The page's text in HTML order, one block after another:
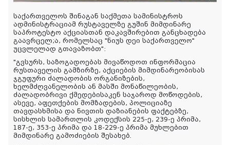
საქართველოს შინაგან საქმეთა სამინისტროს
ადმინისტრაციამ რუსტაველზე გუშინ მიმდინარე
საპროტესტო აქციასთან დაკავშირებით განცხადება
გაავრცელ;ა, რომელსაც "ნიუს დეი საქართველო"
უცვლელად გთავაზობთ":
"გვსურს, საზოგადოებას მივაწოდოთ ინფორმაცია
რუსთაველის გამზირზე, აქციების მიმდინარეობისას
ჯგუფური ძალადობის ორგანიზების,
ხელმძღვანელობის ან მასში მონაწილეობის,
ძალადობრივი ქმედებისაკენ საჯაროდ მოწოდების,
ასევე, აფეთქების მომზადების, პოლიციაზე
თავდასხმისა და ნივთის დაზიანების ფაქტებზე,
სისხლის სამართლის კოდექსის 225-ე, 239-ე პრიმა,
187-ე, 353-ე პრიმა და 18-229-ე პრიმა მუხლებით
მიმდინარე გამოძიების შესახებ.